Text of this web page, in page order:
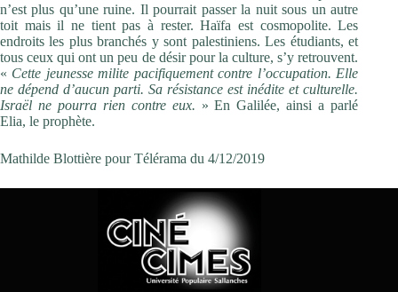
n’est plus qu’une ruine. Il pourrait passer la nuit sous un autre
toit mais il ne tient pas à rester. Haïfa est cosmopolite. Les
endroits les plus branchés y sont palestiniens. Les étudiants, et
tous ceux qui ont un peu de désir pour la culture, s’y retrouvent.
« Cette jeunesse milite pacifiquement contre l’occupation. Elle
ne dépend d’aucun parti. Sa résistance est inédite et culturelle.
Israël ne pourra rien contre eux. » En Galilée, ainsi a parlé
Elia, le prophète.
Mathilde Blottière pour Télérama du 4/12/2019